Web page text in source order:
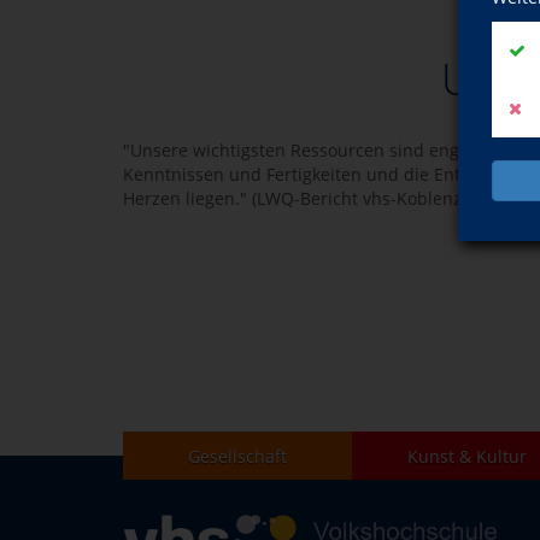
"Unsere wichtigsten Ressourcen sind engagierte
Kenntnissen und Fertigkeiten und die
Herzen liegen." (LWQ-Bericht vhs-Koblenz,
Gesellschaft Kunst & Kultur